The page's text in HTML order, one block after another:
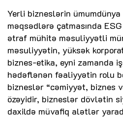
Yerli bizneslərin ümumdünya
məqsədlərə çatmasında
ətraf mühitə məsuliyyətli
məsuliyyətin, yüksək
biznes-etika, eyni zamanda
hədəflənən fəaliyyətin rolu
bizneslər “cəmiyyət, biznes
özəyidir, bizneslər dövlətin
daxildə müvafiq alətlər